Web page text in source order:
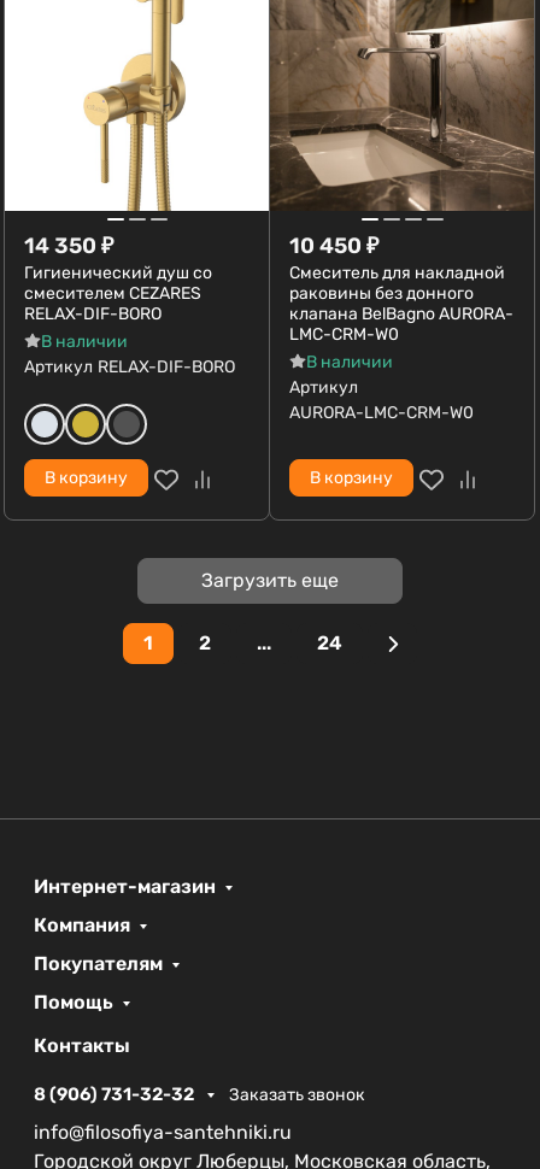
14 350 ₽
Гигиенический душ со
смесителем CEZARES
RELAX-DIF-BORO
В наличии
Артикул RELAX-DIF-BORO
В корзину
10 450 ₽
Смеситель для накладной
раковины без донного
клапана BelBagno AURORA-
LMC-CRM-W0
В наличии
Артикул
AURORA-LMC-CRM-W0
В корзину
Загрузить еще
1 2 ... 24
Интернет-магазин
Компания
Покупателям
Помощь
Контакты
8 (906) 731-32-32 Заказать звонок
info@filosofiya-santehniki.ru
Городской округ Люберцы, Московская область,